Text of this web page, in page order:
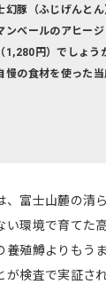
幻豚（ふじげんと
ンベールのアヒー
1,280円）でしょう
慢の食材を使った
、富士山麓の清
い環境で育てた
養殖鱒よりもう
が検査で実証さ